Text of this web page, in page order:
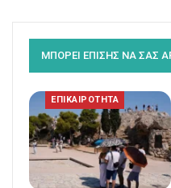
ΜΠΟΡΕΙ ΕΠΙΣΗΣ ΝΑ ΣΑΣ
ΕΠΙΚΑΙΡΟΤΗΤΑ